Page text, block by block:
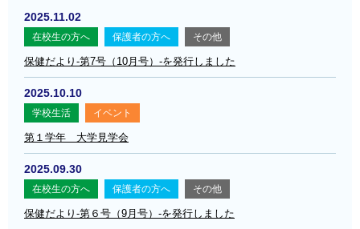
2025.11.02
在校生の方へ 保護者の方へ その他
保健だより-第7号（10月号）-を発行しました
2025.10.10
学校生活 イベント
第１学年 大学見学会
2025.09.30
在校生の方へ 保護者の方へ その他
保健だより-第６号（9月号）-を発行しました